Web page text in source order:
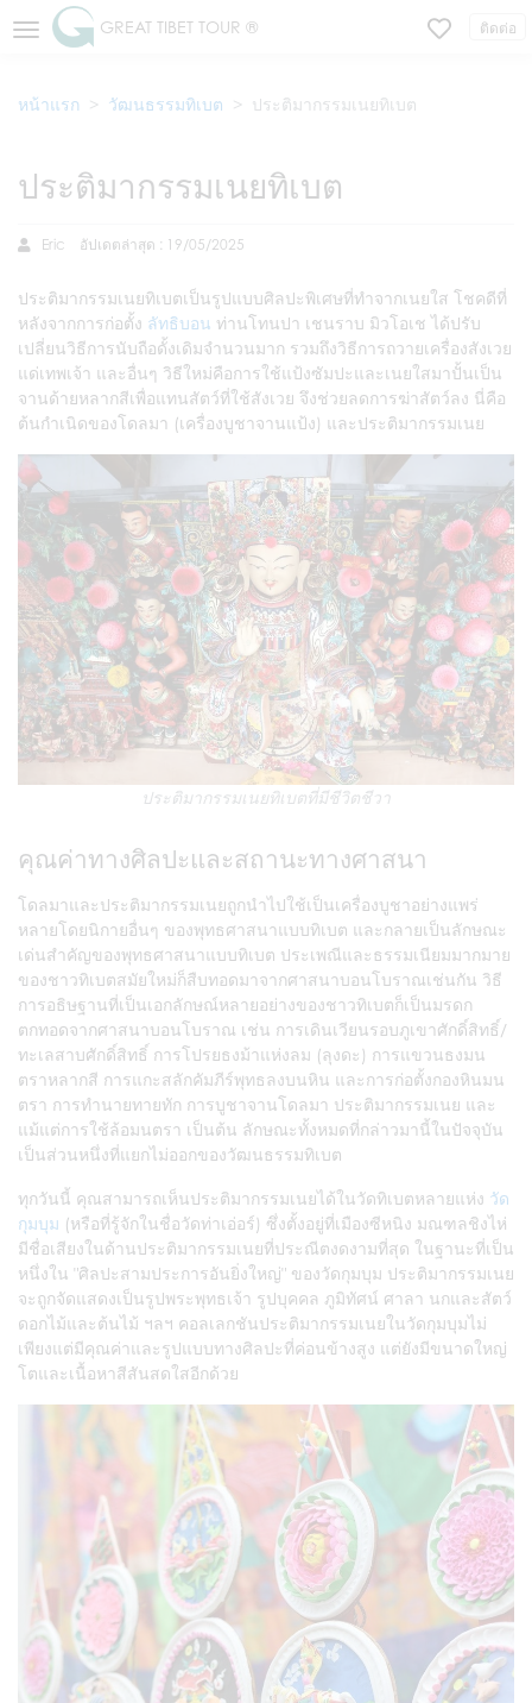
GREAT TIBET TOUR ® ติดต่อ
หน้าแรก วัฒนธรรมทิเบต ประติมากรรมเนยทิเบต
ประติมากรรมเนยทิเบต
Eric อัปเดตล่าสุด : 19/05/2025
ประติมากรรมเนยทิเบตเป็นรูปแบบศิลปะพิเศษที่ทำจากเนยใส โชคดีที่
หลังจากการก่อตั้ง ลัทธิบอน ท่านโทนปา เชนราบ มิวโอเช ได้ปรับ
เปลี่ยนวิธีการนับถือดั้งเดิมจำนวนมาก รวมถึงวิธีการถวายเครื่องสังเวย
แด่เทพเจ้า และอื่นๆ วิธีใหม่คือการใช้แป้งซัมปะและเนยใสมาปั้นเป็น
จานด้ายหลากสีเพื่อแทนสัตว์ที่ใช้สังเวย จึงช่วยลดการฆ่าสัตว์ลง นี่คือ
ต้นกำเนิดของโดลมา (เครื่องบูชาจานแป้ง) และประติมากรรมเนย
ประติมากรรมเนยทิเบตที่มีชีวิตชีวา
คุณค่าทางศิลปะและสถานะทางศาสนา
โดลมาและประติมากรรมเนยถูกนำไปใช้เป็นเครื่องบูชาอย่างแพร่
หลายโดยนิกายอื่นๆ ของพุทธศาสนาแบบทิเบต และกลายเป็นลักษณะ
เด่นสำคัญของพุทธศาสนาแบบทิเบต ประเพณีและธรรมเนียมมากมาย
ของชาวทิเบตสมัยใหม่ก็สืบทอดมาจากศาสนาบอนโบราณเช่นกัน วิธี
การอธิษฐานที่เป็นเอกลักษณ์หลายอย่างของชาวทิเบตก็เป็นมรดก
ตกทอดจากศาสนาบอนโบราณ เช่น การเดินเวียนรอบภูเขาศักดิ์สิทธิ์/
ทะเลสาบศักดิ์สิทธิ์ การโปรยธงม้าแห่งลม (ลุงดะ) การแขวนธงมน
ตราหลากสี การแกะสลักคัมภีร์พุทธลงบนหิน และการก่อตั้งกองหินมน
ตรา การทำนายทายทัก การบูชาจานโดลมา ประติมากรรมเนย และ
แม้แต่การใช้ล้อมนตรา เป็นต้น ลักษณะทั้งหมดที่กล่าวมานี้ในปัจจุบัน
เป็นส่วนหนึ่งที่แยกไม่ออกของวัฒนธรรมทิเบต
ทุกวันนี้ คุณสามารถเห็นประติมากรรมเนยได้ในวัดทิเบตหลายแห่ง วัด
กุมบุม (หรือที่รู้จักในชื่อวัดท่าเอ่อร์) ซึ่งตั้งอยู่ที่เมืองซีหนิง มณฑลชิงไห่
มีชื่อเสียงในด้านประติมากรรมเนยที่ประณีตงดงามที่สุด ในฐานะที่เป็น
หนึ่งใน "ศิลปะสามประการอันยิ่งใหญ่" ของวัดกุมบุม ประติมากรรมเนย
จะถูกจัดแสดงเป็นรูปพระพุทธเจ้า รูปบุคคล ภูมิทัศน์ ศาลา นกและสัตว์
ดอกไม้และต้นไม้ ฯลฯ คอลเลกชันประติมากรรมเนยในวัดกุมบุมไม่
เพียงแต่มีคุณค่าและรูปแบบทางศิลปะที่ค่อนข้างสูง แต่ยังมีขนาดใหญ่
โตและเนื้อหาสีสันสดใสอีกด้วย